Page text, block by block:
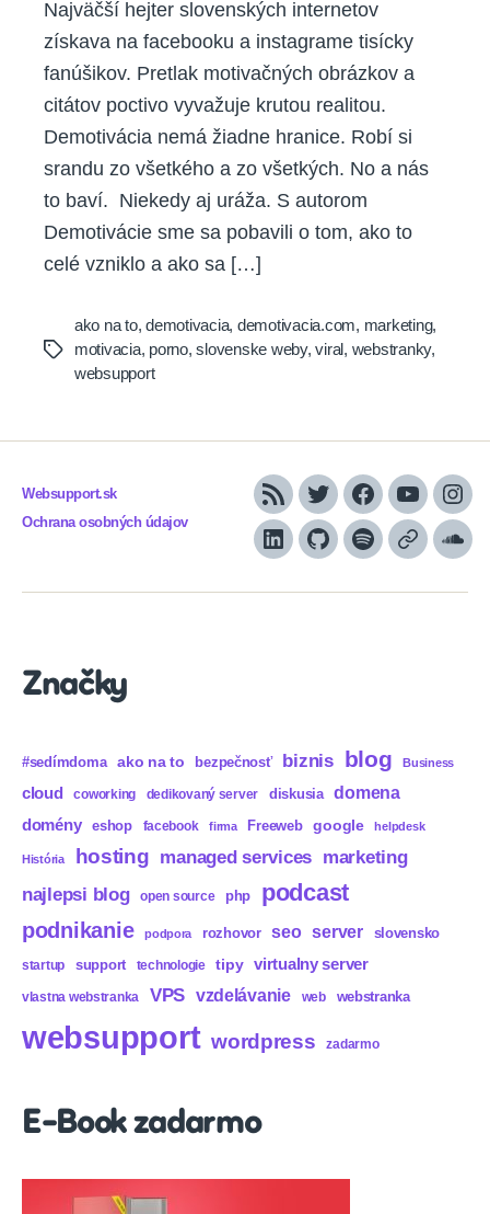
Najväčší hejter slovenských internetov
získava na facebooku a instagrame tisícky
fanúšikov. Pretlak motivačných obrázkov a
citátov poctivo vyvažuje krutou realitou.
Demotivácia nemá žiadne hranice. Robí si
srandu zo všetkého a zo všetkých. No a nás
to baví. Niekedy aj uráža. S autorom
Demotivácie sme sa pobavili o tom, ako to
celé vzniklo a ako sa […]
Tags
ako na to,demotivacia, demotivacia.com, marketing,
motivacia, porno,slovenske weby,viral, webstranky,
websupport
Websupport.sk
Ochrana osobných údajov
RSS TwitterFacebook
YouTube
LinkedInGitHubSpotifyApple
Značky
#sedímdoma ako na to bezpečnosť biznis blog Business
cloud coworking dedikovaný server diskusia domena
domény eshop facebook firma Freeweb google helpdesk
História hosting managed services marketing
najlepsi blog open source php podcast
podnikanie podpora rozhovor seo server slovensko
startup support technologie tipy virtualny server
vlastna webstranka VPS vzdelávanie web webstranka
websupport wordpress zadarmo
E-Book zadarmo